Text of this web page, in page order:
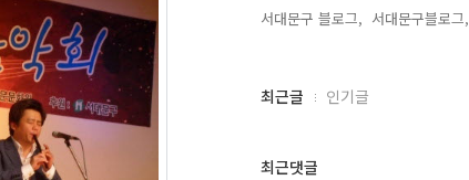
서대문구 블로그, 서대문구블로그,
최
과
최근글 인기글
최근댓글